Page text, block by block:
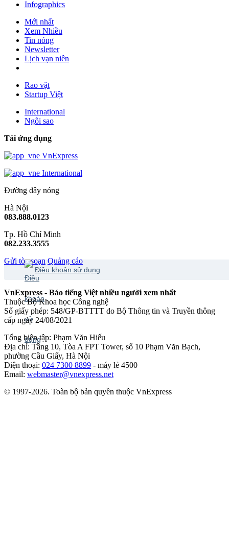
Infographics
Mới nhất
Xem Nhiều
Tin nóng
Newsletter
Lịch vạn niên
Rao vặt
Startup Việt
International
Ngôi sao
Tải ứng dụng
VnExpress
International
Đường dây nóng
Hà Nội
083.888.0123
Tp. Hồ Chí Minh
082.233.3555
Gửi tòa soạn Quảng cáo
Điều khoản sử dụng
VnExpress - Báo tiếng Việt nhiều người xem nhất
Thuộc Bộ Khoa học Công nghệ
Số giấy phép: 548/GP-BTTTT do Bộ Thông tin và Truyền thông
cấp ngày 24/08/2021
Tổng biên tập: Phạm Văn Hiếu
Địa chỉ: Tầng 10, Tòa A FPT Tower, số 10 Phạm Văn Bạch,
phường Cầu Giấy, Hà Nội
Điện thoại: 024 7300 8899 - máy lẻ 4500
Email: webmaster@vnexpress.net
© 1997-2026. Toàn bộ bản quyền thuộc VnExpress